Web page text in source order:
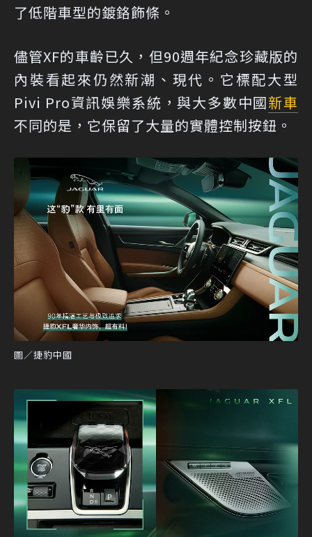
了低階車型的鍍鉻飾條。
儘管XF的車齡已久，但90週年紀念珍藏版的
內裝看起來仍然新潮、現代。它標配大型
Pivi Pro資訊娛樂系統，與大多數中國新車
不同的是，它保留了大量的實體控制按鈕。
圖／捷豹中國